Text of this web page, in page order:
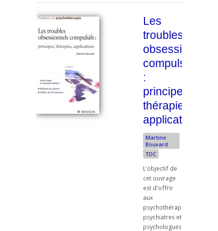
Les
troubles
obsessionnels
compulsifs
:
principes,
thérapies,
applications
Martine
Bouvard
TOC
L'objectif de
cet ouvrage
est d'offrir
aux
psychothérapeutes,
psychiatres et
psychologues